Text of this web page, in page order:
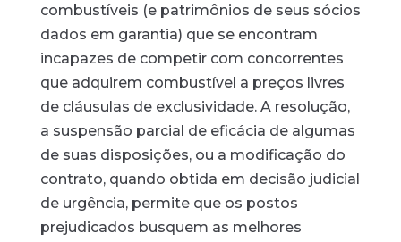
combustíveis (e patrimônios de seus sócios
dados em garantia) que se encontram
incapazes de competir com concorrentes
que adquirem combustível a preços livres
de cláusulas de exclusividade. A resolução,
a suspensão parcial de eficácia de algumas
de suas disposições, ou a modificação do
contrato, quando obtida em decisão judicial
de urgência, permite que os postos
prejudicados busquem as melhores